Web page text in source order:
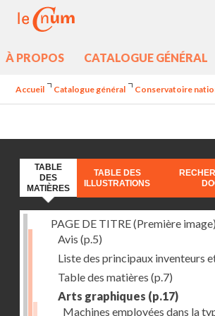
À PROPOS CATALOGUE GÉNÉRAL
Accueil Catalogue général Conservatoire
TABLE
DES
MATIÈRES
TABLE DES
ILLUSTRATIONS
PAGE DE TITRE (Première image)
Avis (p.5)
Liste des principaux inventeurs
Table des matières (p.7)
Arts graphiques (p.17)
Machines employées dans la